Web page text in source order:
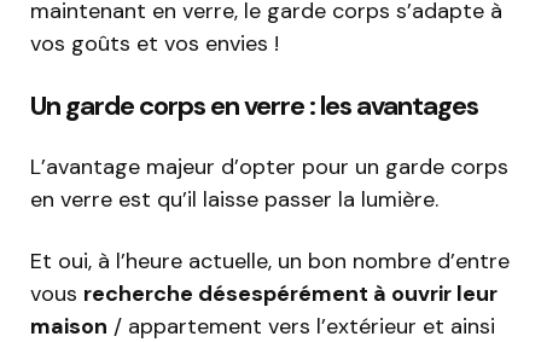
maintenant en verre, le garde corps s’adapte à
vos goûts et vos envies !
Un garde corps en verre : les avantages
L’avantage majeur d’opter pour un garde corps
en verre est qu’il laisse passer la lumière.
Et oui, à l’heure actuelle, un bon nombre d’entre
vous recherche désespérément à ouvrir leur
maison / appartement vers l’extérieur et ainsi